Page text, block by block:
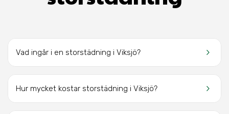
keyboard_arrow_right
Vad ingår i en storstädning i Viksjö?
keyboard_arrow_right
Hur mycket kostar storstädning i Viksjö?